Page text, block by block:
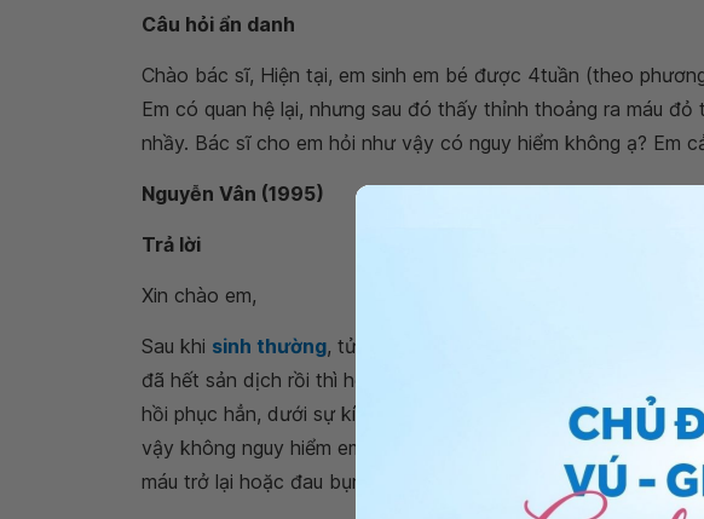
Câu hỏi ẩn danh
Chào bác sĩ, Hiện tại, em sinh em bé được 4tuần (theo
Em có quan hệ lại, nhưng sau đó thấy thỉnh thoảng ra máu
nhầy. Bác sĩ cho em hỏi như vậy có nguy hiểm không ạ? Em
Nguyễn Vân (1995)
Trả lời
Xin chào em,
Sau khi sinh thường, tử cung sẽ go hồi để hồi phục trung
đã hết sản dịch rồi thì hoàn toàn có thể quan hệ lại, tuy nhiên
hồi phục hẳn, dưới sự kích thích có thể tiết ra chút nhầy hồng
vậy không nguy hiểm em nhé. Tuy nhiên, em cần theo dõi
máu trở lại hoặc đau bụng hay sốt thì em nên đến khám để